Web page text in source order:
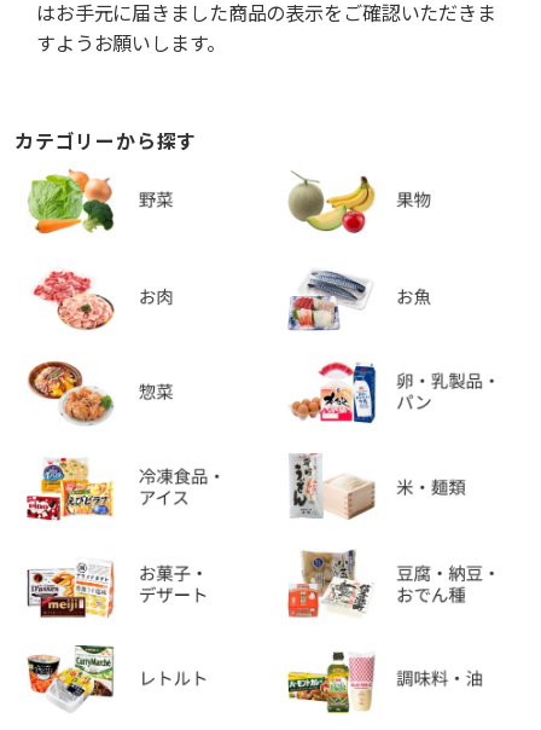
はお手元に届きました商品の表示をご確認いただきま
すようお願いします。
カテゴリーから探す